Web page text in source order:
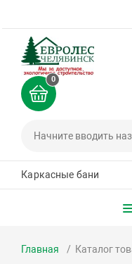
0
Каркасные бани
Главная Каталог